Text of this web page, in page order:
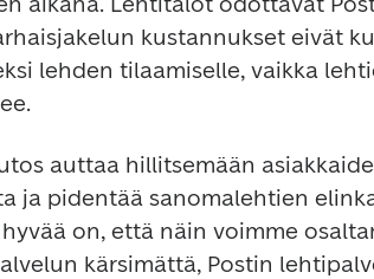
kustannukset eivät
lehden tilaamiselle, vaikka
auttaa hillitsemään
ja pidentää sanomalehtien
on, että näin voimme
kärsimättä, Postin